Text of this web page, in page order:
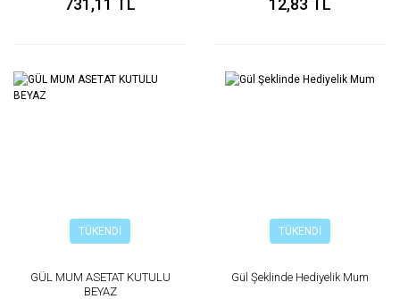
731,11 TL 12,83 TL
TÜKENDİ
GÜL MUM ASETAT KUTULU
BEYAZ
TÜKENDİ
Gül Şeklinde Hediyelik Mum